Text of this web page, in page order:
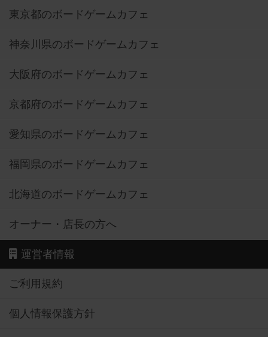
東京都のボードゲームカフェ
神奈川県のボードゲームカフェ
大阪府のボードゲームカフェ
京都府のボードゲームカフェ
愛知県のボードゲームカフェ
福岡県のボードゲームカフェ
北海道のボードゲームカフェ
オーナー・店長の方へ
運営者情報
ご利用規約
個人情報保護方針